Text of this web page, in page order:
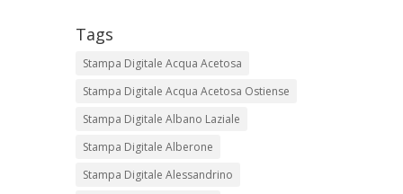
Tags
Stampa Digitale Acqua Acetosa
Stampa Digitale Acqua Acetosa Ostiense
Stampa Digitale Albano Laziale
Stampa Digitale Alberone
Stampa Digitale Alessandrino